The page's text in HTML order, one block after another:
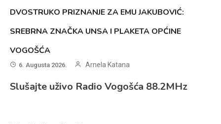
DVOSTRUKO PRIZNANJE ZA EMU JAKUBOVIĆ:
SREBRNA ZNAČKA UNSA I PLAKETA OPĆINE
VOGOŠĆA
6. Augusta 2026. Arnela Katana
Slušajte uživo Radio Vogošća 88.2MHz